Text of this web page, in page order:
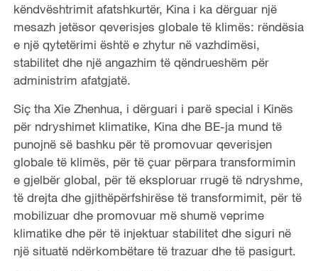
këndvështrimit afatshkurtër, Kina i ka dërguar një
mesazh jetësor qeverisjes globale të klimës: rëndësia
e një qytetërimi është e zhytur në vazhdimësi,
stabilitet dhe një angazhim të qëndrueshëm për
administrim afatgjatë.
Siç tha Xie Zhenhua, i dërguari i parë special i Kinës
për ndryshimet klimatike, Kina dhe BE-ja mund të
punojnë së bashku për të promovuar qeverisjen
globale të klimës, për të çuar përpara transformimin
e gjelbër global, për të eksploruar rrugë të ndryshme,
të drejta dhe gjithëpërfshirëse të transformimit, për të
mobilizuar dhe promovuar më shumë veprime
klimatike dhe për të injektuar stabilitet dhe siguri në
një situatë ndërkombëtare të trazuar dhe të pasigurt.